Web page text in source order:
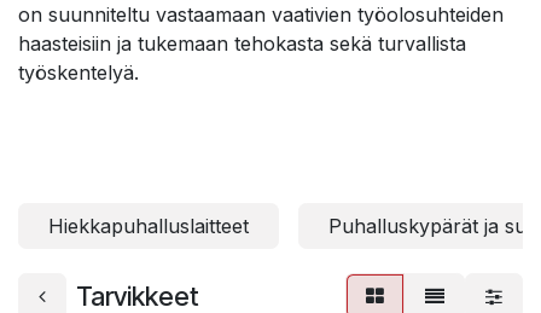
on suunniteltu vastaamaan vaativien työolosuhteiden
haasteisiin ja tukemaan tehokasta sekä turvallista
työskentelyä.
Hiekkapuhalluslaitteet Puhalluskypärät ja
Tarvikkeet